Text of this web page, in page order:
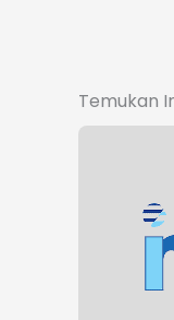
Temukan